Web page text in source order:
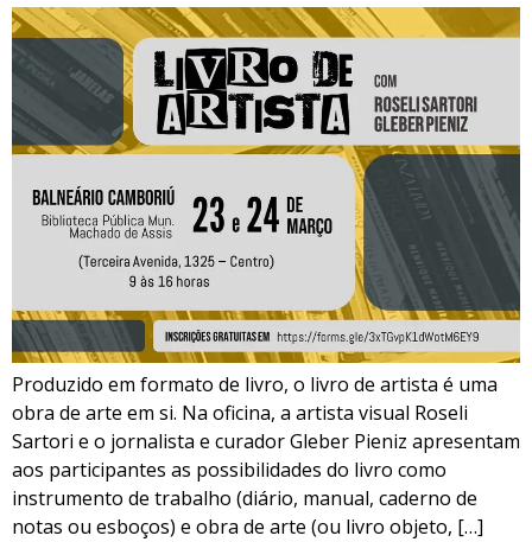
Produzido em formato de livro, o livro de artista é uma
obra de arte em si. Na oficina, a artista visual Roseli
Sartori e o jornalista e curador Gleber Pieniz apresentam
aos participantes as possibilidades do livro como
instrumento de trabalho (diário, manual, caderno de
notas ou esboços) e obra de arte (ou livro objeto, […]